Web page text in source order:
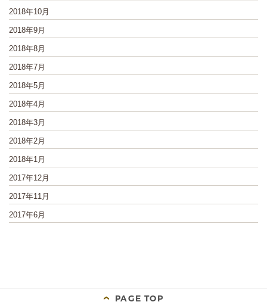
2018年10月
2018年9月
2018年8月
2018年7月
2018年5月
2018年4月
2018年3月
2018年2月
2018年1月
2017年12月
2017年11月
2017年6月
PAGE TOP